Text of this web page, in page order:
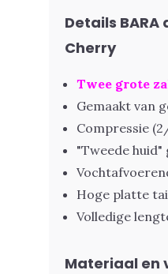
Details
Cherry
Twee grote
Gemaakt van
Compressie
"Tweede huid"
Hoge platte
Volledige
Materiaal en